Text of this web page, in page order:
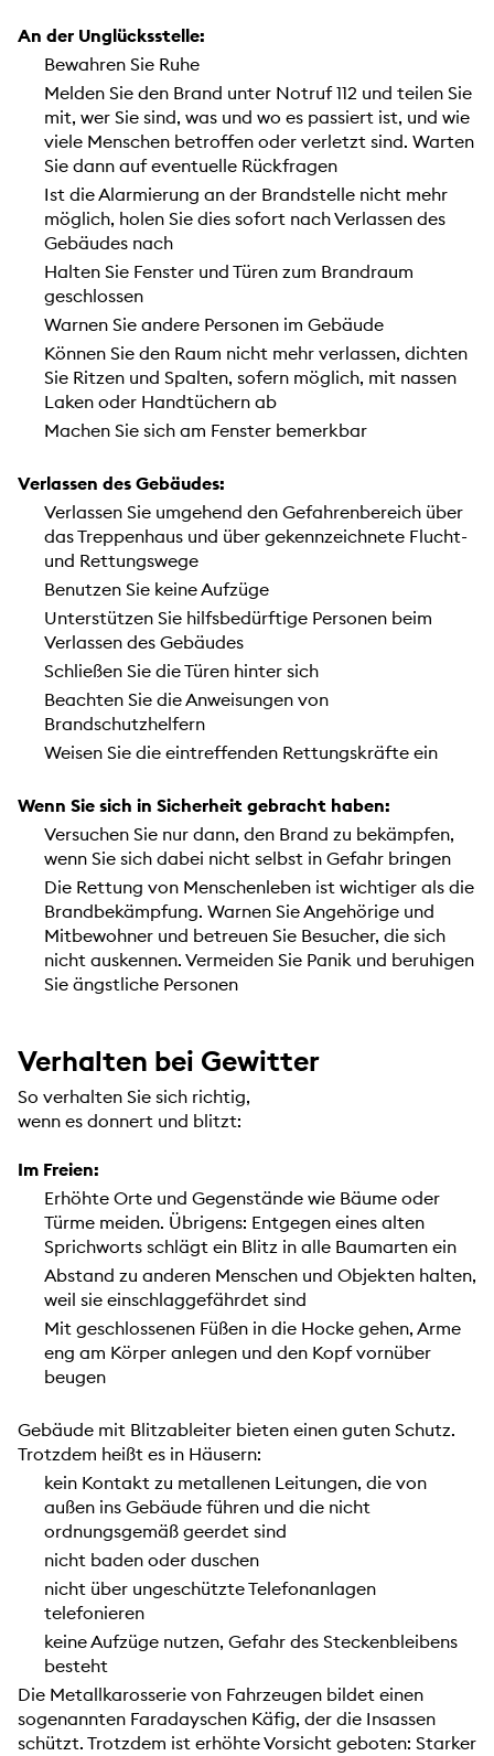
An der Unglücksstelle:
Bewahren Sie Ruhe
Melden Sie den Brand unter Notruf 112 und teilen Sie
mit, wer Sie sind, was und wo es passiert ist, und wie
viele Menschen betroffen oder verletzt sind. Warten
Sie dann auf eventuelle Rückfragen
Ist die Alarmierung an der Brandstelle nicht mehr
möglich, holen Sie dies sofort nach Verlassen des
Gebäudes nach
Halten Sie Fenster und Türen zum Brandraum
geschlossen
Warnen Sie andere Personen im Gebäude
Können Sie den Raum nicht mehr verlassen, dichten
Sie Ritzen und Spalten, sofern möglich, mit nassen
Laken oder Handtüchern ab
Machen Sie sich am Fenster bemerkbar
Verlassen des Gebäudes:
Verlassen Sie umgehend den Gefahrenbereich über
das Treppenhaus und über gekennzeichnete Flucht-
und Rettungswege
Benutzen Sie keine Aufzüge
Unterstützen Sie hilfsbedürftige Personen beim
Verlassen des Gebäudes
Schließen Sie die Türen hinter sich
Beachten Sie die Anweisungen von
Brandschutzhelfern
Weisen Sie die eintreffenden Rettungskräfte ein
Wenn Sie sich in Sicherheit gebracht haben:
Versuchen Sie nur dann, den Brand zu bekämpfen,
wenn Sie sich dabei nicht selbst in Gefahr bringen
Die Rettung von Menschenleben ist wichtiger als die
Brandbekämpfung. Warnen Sie Angehörige und
Mitbewohner und betreuen Sie Besucher, die sich
nicht auskennen. Vermeiden Sie Panik und beruhigen
Sie ängstliche Personen
Verhalten bei Gewitter
So verhalten Sie sich richtig,
wenn es donnert und blitzt:
Im Freien:
Erhöhte Orte und Gegenstände wie Bäume oder
Türme meiden. Übrigens: Entgegen eines alten
Sprichworts schlägt ein Blitz in alle Baumarten ein
Abstand zu anderen Menschen und Objekten halten,
weil sie einschlaggefährdet sind
Mit geschlossenen Füßen in die Hocke gehen, Arme
eng am Körper anlegen und den Kopf vornüber
beugen
Gebäude mit Blitzableiter bieten einen guten Schutz.
Trotzdem heißt es in Häusern:
kein Kontakt zu metallenen Leitungen, die von
außen ins Gebäude führen und die nicht
ordnungsgemäß geerdet sind
nicht baden oder duschen
nicht über ungeschützte Telefonanlagen
telefonieren
keine Aufzüge nutzen, Gefahr des Steckenbleibens
besteht
Die Metallkarosserie von Fahrzeugen bildet einen
sogenannten Faradayschen Käfig, der die Insassen
schützt. Trotzdem ist erhöhte Vorsicht geboten: Starker